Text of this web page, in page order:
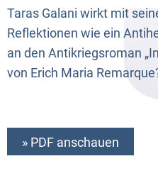
Taras Galani wirkt mit
Reflektionen wie ein
an den Antikriegsroman
von Erich Maria
» PDF anschauen